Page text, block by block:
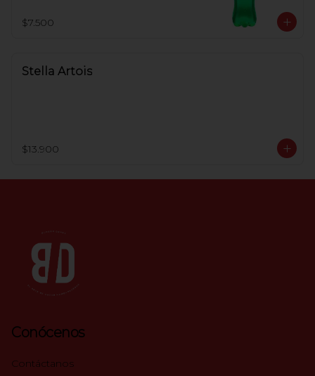
$7.500
Stella Artois
$13.900
Conócenos
Contáctanos